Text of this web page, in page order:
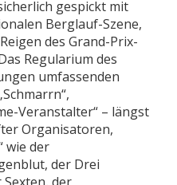
gespickt mit
Berglauf-Szene,
des Grand-Prix-
Regularium des
umfassenden
Veranstalter“ – längst
Organisatoren,
wie der
der Drei